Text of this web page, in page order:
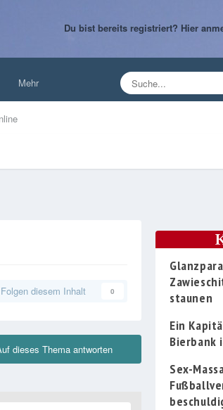
Du bist bereits registriert? Hier
Mehr
Folgen diesem Inhalt 0
dieses Thema antworten
staunen
Ein
Bierbank
Sex-